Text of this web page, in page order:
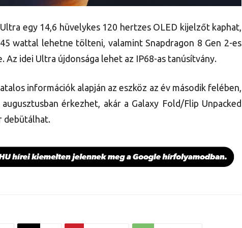
egy 14,6 hüvelykes 120 hertzes OLED kijelzőt kaphat,
wattal lehetne tölteni, valamint Snapdragon 8 Gen 2-es
Az idei Ultra újdonsága lehet az IP68-as tanúsítvány.
információk alapján az eszköz az év második felében,
érkezhet, akár a Galaxy Fold/Flip Unpacked
debütálhat.